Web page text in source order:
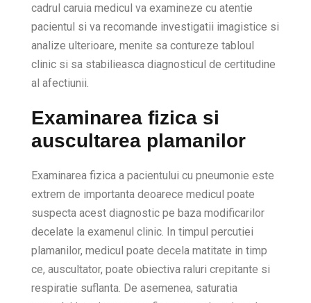
cadrul caruia medicul va examineze cu atentie
pacientul si va recomande investigatii imagistice si
analize ulterioare, menite sa contureze tabloul
clinic si sa stabilieasca diagnosticul de certitudine
al afectiunii.
Examinarea fizica si
auscultarea plamanilor
Examinarea fizica a pacientului cu pneumonie este
extrem de importanta deoarece medicul poate
suspecta acest diagnostic pe baza modificarilor
decelate la examenul clinic. In timpul percutiei
plamanilor, medicul poate decela matitate in timp
ce, auscultator, poate obiectiva raluri crepitante si
respiratie suflanta. De asemenea, saturatia